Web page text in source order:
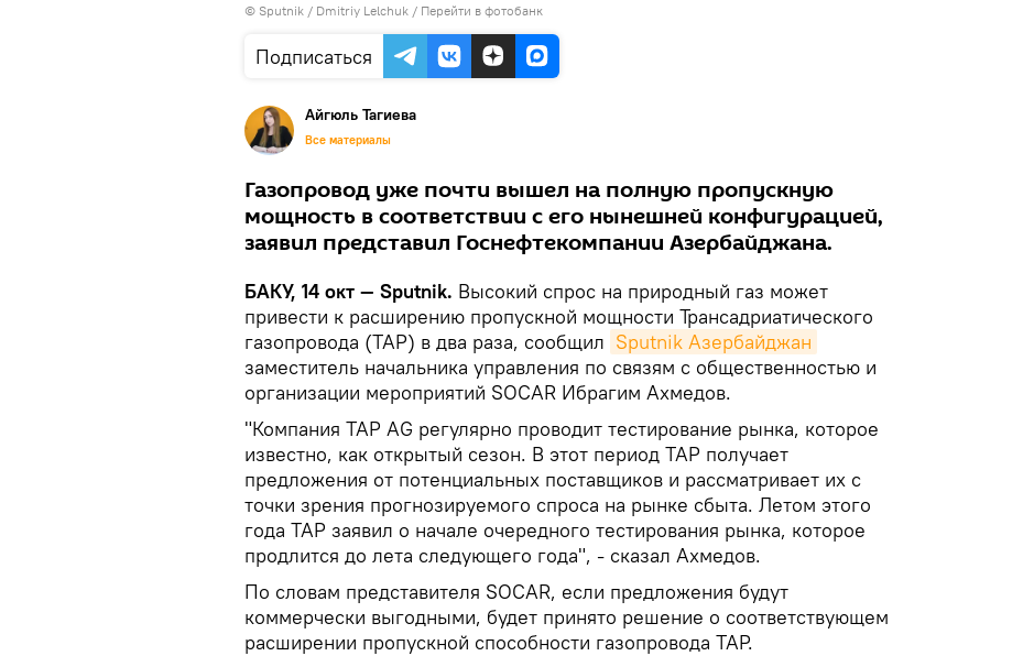
© Sputnik / Dmitriy Lelchuk / Перейти в фотобанк
Подписаться
Айгюль Тагиева
Все материалы
Газопровод уже почти вышел на полную пропускную
мощность в соответствии с его нынешней конфигурацией,
заявил представил Госнефтекомпании Азербайджана.
БАКУ, 14 окт — Sputnik. Высокий спрос на природный газ может
привести к расширению пропускной мощности Трансадриатического
газопровода (ТАР) в два раза, сообщил Sputnik Азербайджан
заместитель начальника управления по связям с общественностью и
организации мероприятий SOCAR Ибрагим Ахмедов.
"Компания TAP AG регулярно проводит тестирование рынка, которое
известно, как открытый сезон. В этот период TAP получает
предложения от потенциальных поставщиков и рассматривает их с
точки зрения прогнозируемого спроса на рынке сбыта. Летом этого
года TAP заявил о начале очередного тестирования рынка, которое
продлится до лета следующего года", - сказал Ахмедов.
По словам представителя SOCAR, если предложения будут
коммерчески выгодными, будет принято решение о соответствующем
расширении пропускной способности газопровода TAP.